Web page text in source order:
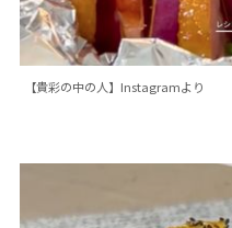
【貴彩の中の人】Instagramより